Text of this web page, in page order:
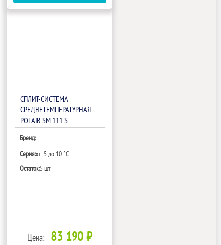
СПЛИТ-СИСТЕМА
СРЕДНЕТЕМПЕРАТУРНАЯ
POLAIR SM 111 S
Бренд:
Серия:от -5 до 10 °C
Остаток:5 шт
Цена: 83 190 ₽